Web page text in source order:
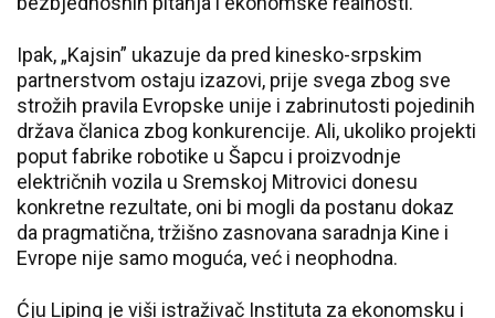
Ipak, „Kajsin” ukazuje da pred kinesko-srpskim
partnerstvom ostaju izazovi, prije svega zbog sve
strožih pravila Evropske unije i zabrinutosti pojedinih
država članica zbog konkurencije. Ali, ukoliko projekti
poput fabrike robotike u Šapcu i proizvodnje
električnih vozila u Sremskoj Mitrovici donesu
konkretne rezultate, oni bi mogli da postanu dokaz
da pragmatična, tržišno zasnovana saradnja Kine i
Evrope nije samo moguća, već i neophodna.
Ćju Liping je viši istraživač Instituta za ekonomsku i